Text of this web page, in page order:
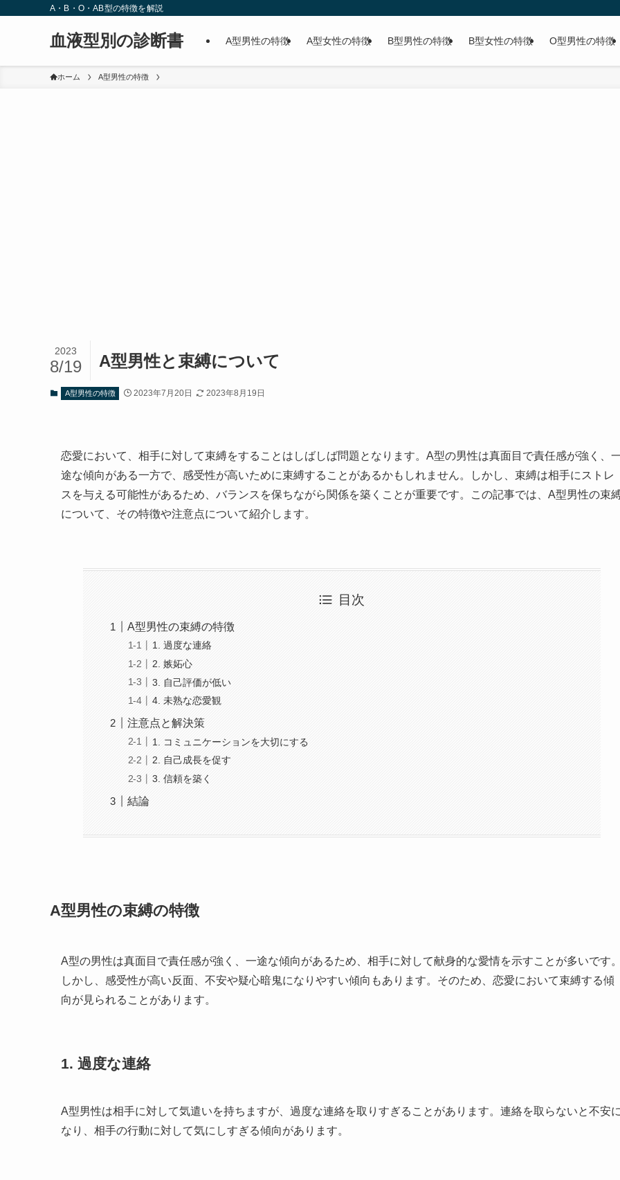
A・B・O・AB型の特徴を解説
血液型別の診断書 A型男性の特徴 A型女性の特徴 B型男性の特徴 B型女性の特徴 O型男性の特徴
ホーム A型男性の特徴
A型男性と束縛について
2023
8/19
A型男性の特徴 2023年7月20日 2023年8月19日
恋愛において、相手に対して束縛をすることはしばしば問題となります。A型の男性は真面目で責任感が強く、
途な傾向がある一方で、感受性が高いために束縛することがあるかもしれません。しかし、束縛は相手にストレ
スを与える可能性があるため、バランスを保ちながら関係を築くことが重要です。この記事では、A型男性の束
について、その特徴や注意点について紹介します。
目次
A型男性の束縛の特徴
1. 過度な連絡
2. 嫉妬心
3. 自己評価が低い
4. 未熟な恋愛観
注意点と解決策
1. コミュニケーションを大切にする
2. 自己成長を促す
3. 信頼を築く
結論
A型男性の束縛の特徴
A型の男性は真面目で責任感が強く、一途な傾向があるため、相手に対して献身的な愛情を示すことが多いです
しかし、感受性が高い反面、不安や疑心暗鬼になりやすい傾向もあります。そのため、恋愛において束縛する傾
向が見られることがあります。
1. 過度な連絡
A型男性は相手に対して気遣いを持ちますが、過度な連絡を取りすぎることがあります。連絡を取らないと不安
なり、相手の行動に対して気にしすぎる傾向があります。